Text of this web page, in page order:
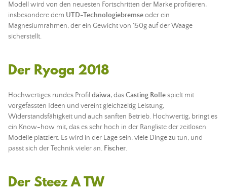
Modell wird von den neuesten Fortschritten der Marke profitieren,
insbesondere dem UTD-Technologiebremseoder ein
Magnesiumrahmen, der ein Gewicht von 150g auf der Waage
sicherstellt.
Der Ryoga 2018
Hochwertiges rundes Profil daiwa, dasCasting Rollespielt mit
vorgefassten Ideen und vereint gleichzeitig Leistung,
Widerstandsfähigkeit und auch sanften Betrieb. Hochwertig, bringt es
ein Know-how mit, das es sehr hoch in der Rangliste der zeitlosen
Modelle platziert. Es wird in der Lage sein, viele Dinge zu tun, und
passt sich der Technik vieler an. Fischer.
Der Steez A TW